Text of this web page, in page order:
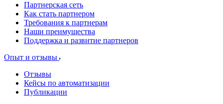
Партнерская сеть
Как стать партнером
Требования к партнерам
Наши преимущества
Поддержка и развитие партнеров
Опыт и отзывы
Отзывы
Кейсы по автоматизации
Публикации